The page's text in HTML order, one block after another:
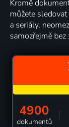
Kromě
můžete
a seriály,
samozřejmě bez
4900
dokumentů